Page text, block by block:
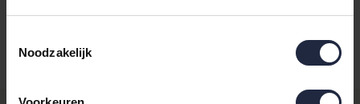
Noodzakelijk
Achteraf betalen mogelijk